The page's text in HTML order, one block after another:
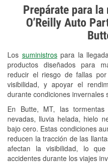
Prepárate para
O’Reilly Auto
Los suministrospara la
productos diseñados para
reducir el riesgo de fallas
visibilidad, y apoyar el
durante condiciones invernales
En Butte, MT, las
nevadas, lluvia helada, hielo
bajo cero. Estas condiciones
reducen la tracción de las
afectan la visibilidad, lo
accidentes durante los viajes
Prueba de
arrancadores
Revisión de la
Reciclaje de
Instalación de
Instalación de
Programa de
Herramientas
Rectificación
freno